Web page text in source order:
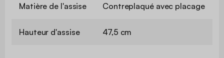
Matière de l'assise Contreplaqué avec placage
Hauteur d'assise 47,5 cm